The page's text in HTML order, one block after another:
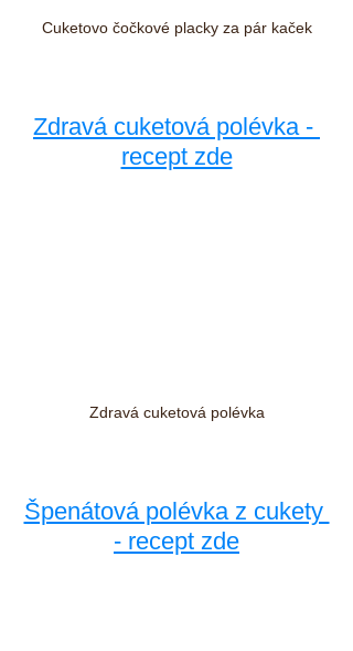
Cuketovo čočkové placky za pár kaček
Zdravá cuketová polévka -
recept zde
Zdravá cuketová polévka
Špenátová polévka z cukety
- recept zde